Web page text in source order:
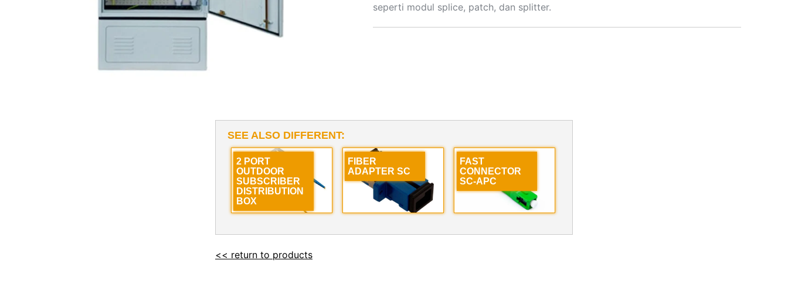
seperti modul splice, patch, dan splitter.
SEE ALSO DIFFERENT:
2 PORT
OUTDOOR
SUBSCRIBER
DISTRIBUTION
BOX
FIBER
ADAPTER SC
FAST
CONNECTOR
SC-APC
<< return to products